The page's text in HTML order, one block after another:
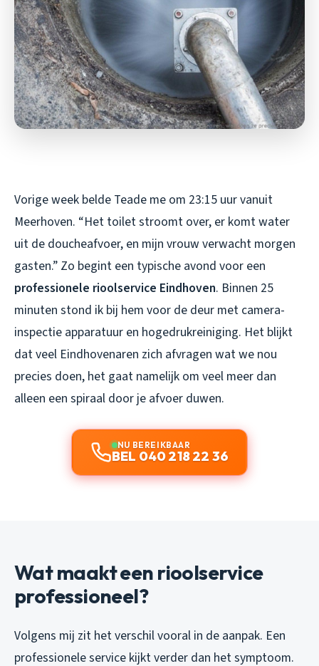
Vorige week belde Teade me om 23:15 uur vanuit
Meerhoven. “Het toilet stroomt over, er komt water
uit de doucheafvoer, en mijn vrouw verwacht morgen
gasten.” Zo begint een typische avond voor een
professionele rioolservice Eindhoven. Binnen 25
minuten stond ik bij hem voor de deur met camera-
inspectie apparatuur en hogedrukreiniging. Het blijkt
dat veel Eindhovenaren zich afvragen wat we nou
precies doen, het gaat namelijk om veel meer dan
alleen een spiraal door je afvoer duwen.
NU BEREIKBAAR
BEL 040 218 22 36
Wat maakt een rioolservice
professioneel?
Volgens mij zit het verschil vooral in de aanpak. Een
professionele service kijkt verder dan het symptoom.